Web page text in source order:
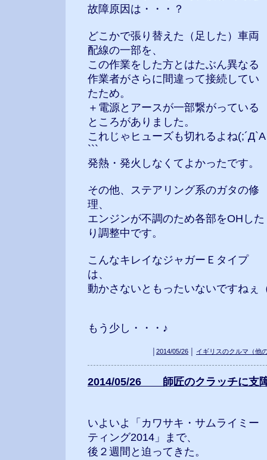
故障原因は・・・？
どこかで張り替えた（足した）車両
配線の一部を、
この作業をした方とはたぶん異なる
作業者がさらに間違って接続してい
たため。
＋電源とアースが一部繋がっている
ところがありました。
これじゃヒューズも切れるよね(;´Д`A
```
発熱・発火しなくてよかったです。
その他、ステアリング系のガタの修
理、
エンジンが不調のため各部をOHした
り調整中です。
こんなキレイなジャガーＥタイプ
は、
動かさないともったいないですねぇ
もう少し・・・♪
2014/05/26 イギリスのクルマ（他
2014/05/26 師匠のクラッチに支
いよいよ「カワサキ・サムライミー
ティング2014」まで、
後２週間と迫ってきた。